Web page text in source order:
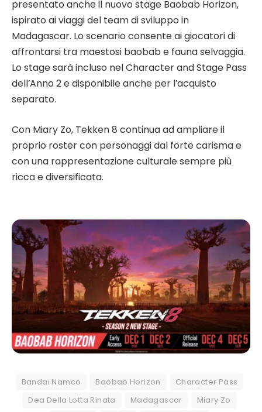
presentato anche il nuovo stage Baobab Horizon,
ispirato ai viaggi del team di sviluppo in
Madagascar. Lo scenario consente ai giocatori di
affrontarsi tra maestosi baobab e fauna selvaggia.
Lo stage sarà incluso nel Character and Stage Pass
dell’Anno 2 e disponibile anche per l’acquisto
separato.
Con Miary Zo, Tekken 8 continua ad ampliare il
proprio roster con personaggi dal forte carisma e
con una rappresentazione culturale sempre più
ricca e diversificata.
Bandai Namco Baobab Horizon
Character Pass
Dea Della Lotta Rinata
Madagascar
Miary Zo